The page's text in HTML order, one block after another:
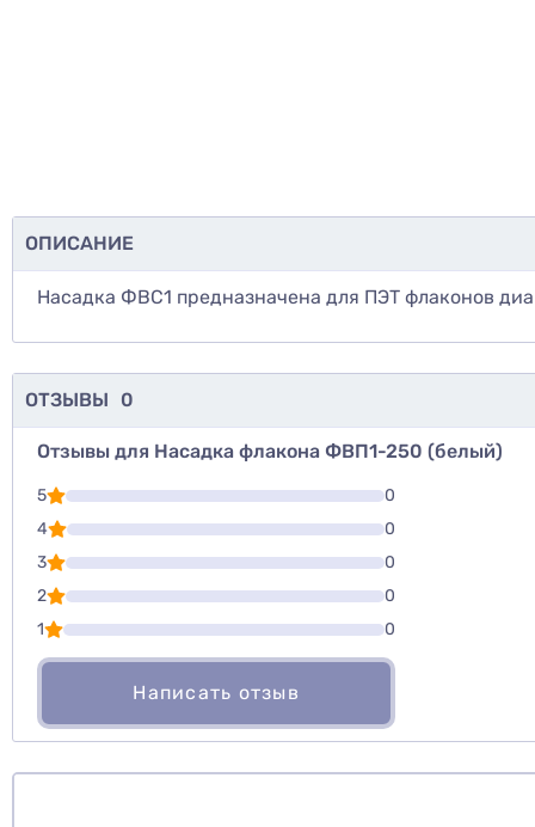
ОПИСАНИЕ
Насадка ФВС1 предназначена для ПЭТ флаконов
ОТЗЫВЫ 0
Отзывы для Насадка флакона ФВП1-250 (белый)
5
0
4
0
3
0
2
0
1
0
Написать отзыв